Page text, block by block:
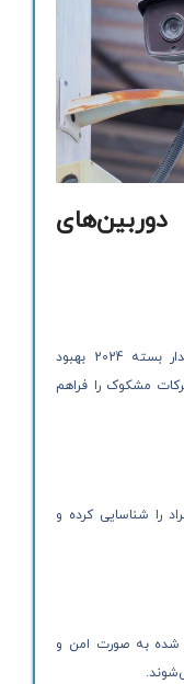
تکنولوژی هوش مصنوعی در دوربین‌های مدار بسته 2024 بهبود
مشکوک را فراهم
را شناسایی کرده و
شده به صورت امن و